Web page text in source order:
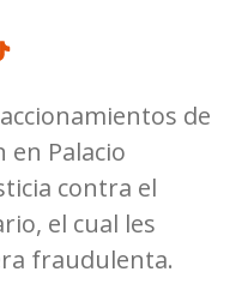
de
Palacio
contra el
el cual les
fraudulenta.